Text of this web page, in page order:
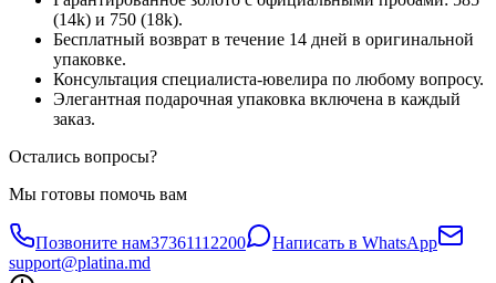
(14k) и 750 (18k).
Бесплатный возврат в течение 14 дней в оригинальной
упаковке.
Консультация специалиста-ювелира по любому вопросу.
Элегантная подарочная упаковка включена в каждый
заказ.
Остались вопросы?
Мы готовы помочь вам
Позвоните нам37361112200
Написать в WhatsApp
support@platina.md